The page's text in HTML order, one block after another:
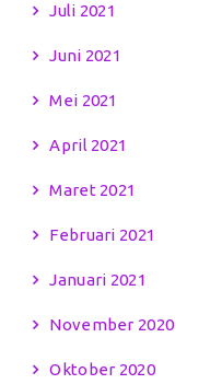
Juli 2021
Juni 2021
Mei 2021
April 2021
Maret 2021
Februari 2021
Januari 2021
November 2020
Oktober 2020